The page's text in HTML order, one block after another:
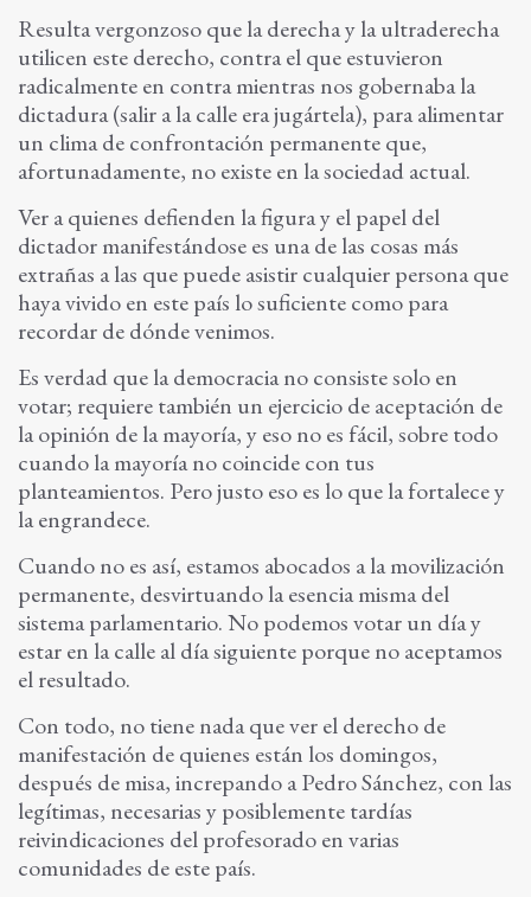
Resulta vergonzoso que la derecha y la ultraderecha
utilicen este derecho, contra el que estuvieron
radicalmente en contra mientras nos gobernaba la
dictadura (salir a la calle era jugártela), para alimentar
un clima de confrontación permanente que,
afortunadamente, no existe en la sociedad actual.
Ver a quienes defienden la figura y el papel del
dictador manifestándose es una de las cosas más
extrañas a las que puede asistir cualquier persona que
haya vivido en este país lo suficiente como para
recordar de dónde venimos.
Es verdad que la democracia no consiste solo en
votar; requiere también un ejercicio de aceptación de
la opinión de la mayoría, y eso no es fácil, sobre todo
cuando la mayoría no coincide con tus
planteamientos. Pero justo eso es lo que la fortalece y
la engrandece.
Cuando no es así, estamos abocados a la movilización
permanente, desvirtuando la esencia misma del
sistema parlamentario. No podemos votar un día y
estar en la calle al día siguiente porque no aceptamos
el resultado.
Con todo, no tiene nada que ver el derecho de
manifestación de quienes están los domingos,
después de misa, increpando a Pedro Sánchez, con las
legítimas, necesarias y posiblemente tardías
reivindicaciones del profesorado en varias
comunidades de este país.